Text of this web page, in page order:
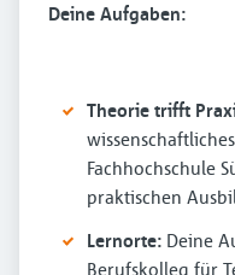
Deine Aufgaben:
Theorie trifft
Fachhochschule
praktischen
Lernorte: Deine
Berufskolleg für